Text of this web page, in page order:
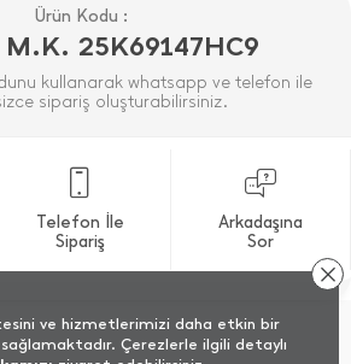
Ürün Kodu :
25K69147HC9
kullanarak whatsapp ve telefon ile
sipariş oluşturabilirsiniz.
Telefon İle
Sipariş
Arkadaşına
Sor
ve hizmetlerimizi daha etkin bir
Çerezlerle ilgili detaylı